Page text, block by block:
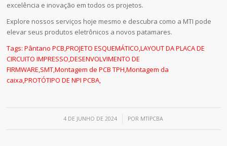
excelência e inovação em todos os projetos.
Explore nossos serviços hoje mesmo e descubra como a MTI pode
elevar seus produtos eletrônicos a novos patamares.
Tags:Pântano PCB,PROJETO ESQUEMÁTICO,LAYOUT DA PLACA DE
CIRCUITO IMPRESSO,DESENVOLVIMENTO DE
FIRMWARE,SMT,Montagem de PCB TPH,Montagem da
caixa,PROTÓTIPO DE NPI PCBA,
4 DE JUNHO DE 2024
/ POR MTIPCBA